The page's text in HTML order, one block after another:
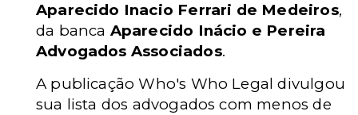
Aparecido Inacio Ferrari de Medeiros,
da banca Aparecido Inácio e Pereira
Advogados Associados.
A publicação Who's Who Legal divulgou
sua lista dos advogados com menos de